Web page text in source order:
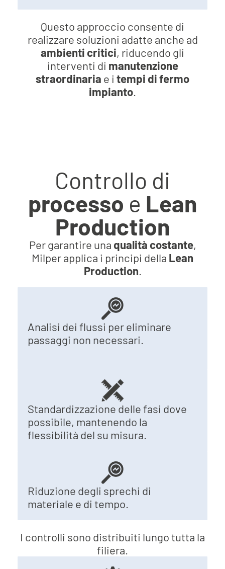
Questo approccio consente di
realizzare soluzioni adatte anche ad
ambienti critici, riducendo gli
interventi di manutenzione
straordinaria e i tempi di fermo
impianto
Controllo di
processo e Lean
Production
Per garantire una qualità costante,
Milper applica i principi della Lean
Production
Analisi dei flussi per eliminare
passaggi non necessari.
Standardizzazione delle fasi dove
possibile, mantenendo la
flessibilità del su misura.
Riduzione degli sprechi di
materiale e di tempo.
I controlli sono distribuiti lungo tutta la
filiera.